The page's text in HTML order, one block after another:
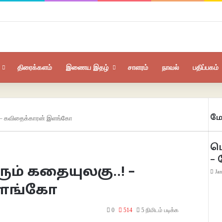
திரைக்களம் இணைய இதழ் சாளரம் நாவல் பதிப்பகம்
– கவிதைக்காரன் இளங்கோ
கதையுலகு..! –
0 514 5 நிமிடம் படிக்க